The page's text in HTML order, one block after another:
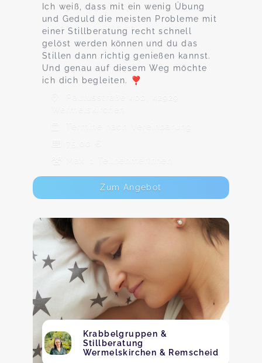
Ich weiß, dass mit ein wenig Übung
und Geduld die meisten Probleme mit
einer Stillberatung recht schnell
gelöst werden können und du das
Stillen dann richtig genießen kannst.
Und genau auf diesem Weg möchte
ich dich begleiten. ❣️
Paulusstraße 40b, 42929
Wermelskirchen
Termine nach Vereinbarung
75,00 €
Max. 1 TeilnehmerInnen
Zum Angebot
Krabbelgruppen &
Stillberatung
Wermelskirchen & Remscheid